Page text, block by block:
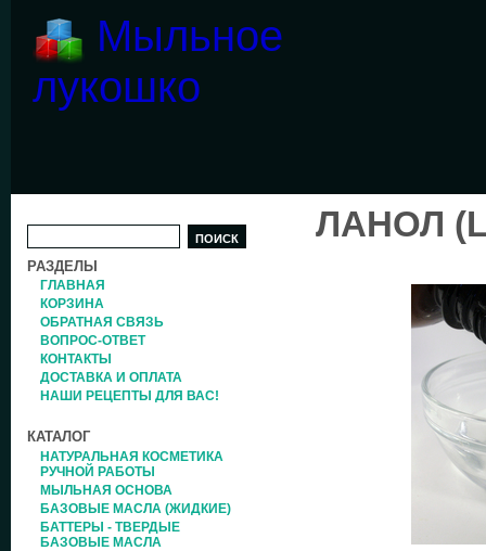
Мыльное
лукошко
РАЗДЕЛЫ
ГЛАВНАЯ
КОРЗИНА
ОБРАТНАЯ СВЯЗЬ
ВОПРОС-ОТВЕТ
КОНТАКТЫ
ДОСТАВКА И ОПЛАТА
НАШИ РЕЦЕПТЫ ДЛЯ ВАС!
КАТАЛОГ
НАТУРАЛЬНАЯ КОСМЕТИКА
РУЧНОЙ РАБОТЫ
МЫЛЬНАЯ ОСНОВА
БАЗОВЫЕ МАСЛА (ЖИДКИЕ)
БАТТЕРЫ - ТВЕРДЫЕ
БАЗОВЫЕ МАСЛА
ЛАНОЛ